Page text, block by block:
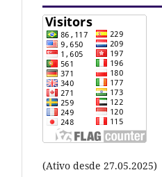
(Ativo desde 27.05.2025)